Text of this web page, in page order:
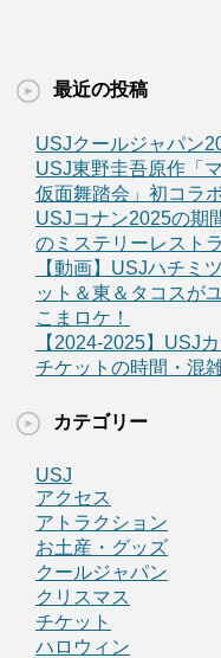
最近の投稿
USJクールジャパン
USJ東野圭吾原作「
仮面舞踏会」初コラ
USJコナン2025の期
のミステリーレスト
【動画】USJハチミ
ット＆東＆タコスが
こまロケ！
【2024-2025】USJ
チケットの時間・混
カテゴリー
USJ
アクセス
アトラクション
お土産・グッズ
クールジャパン
クリスマス
チケット
ハロウィン